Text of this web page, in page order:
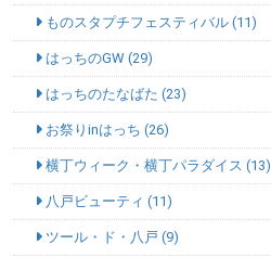
ものスタプチフェスティバル (11)
はっちのGW (29)
はっちのたなばた (23)
お祭りinはっち (26)
横丁ウィーク・横丁パラダイス (13)
八戸ビューティ (11)
ツール・ド・八戸 (9)